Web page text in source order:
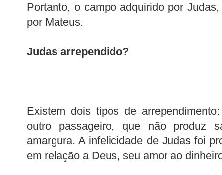
Portanto, o campo adquirido por
por Mateus.
Judas arrependido?
Existem dois tipos de
outro passageiro, que não produz
amargura. A infelicidade de Judas foi
em relação a Deus, seu amor ao